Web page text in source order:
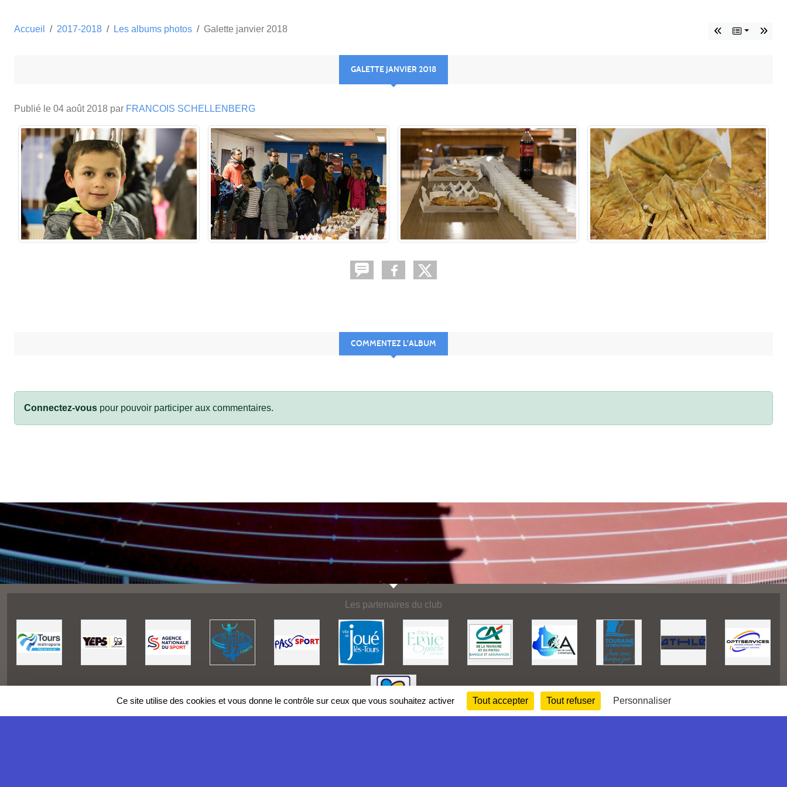
Accueil 2017-2018 Les albums photos Galette janvier 2018
GALETTE JANVIER 2018
Publié le 04 août 2018 par FRANCOIS SCHELLENBERG
COMMENTEZ L'ALBUM
Connectez-vous pour pouvoir participer aux commentaires.
Les partenaires du club
Ce site utilise des cookies et vous donne le contrôle sur ceux que vous souhaitez activer Tout accepter Tout refuser Personnaliser